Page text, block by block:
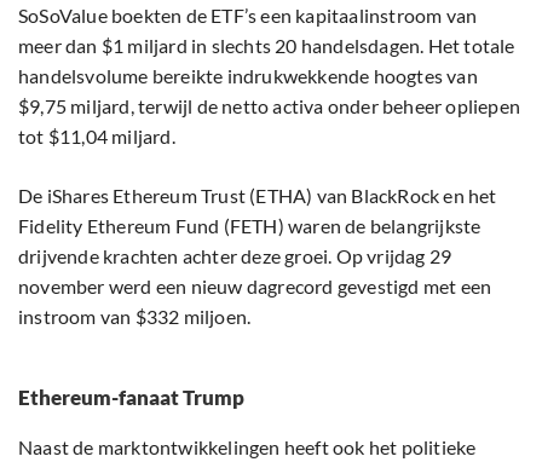
SoSoValue boekten de ETF’s een kapitaalinstroom van
meer dan $1 miljard in slechts 20 handelsdagen. Het totale
handelsvolume bereikte indrukwekkende hoogtes van
$9,75 miljard, terwijl de netto activa onder beheer opliepen
tot $11,04 miljard.
De iShares Ethereum Trust (ETHA) van BlackRock en het
Fidelity Ethereum Fund (FETH) waren de belangrijkste
drijvende krachten achter deze groei. Op vrijdag 29
november werd een nieuw dagrecord gevestigd met een
instroom van $332 miljoen.
Ethereum-fanaat Trump
Naast de marktontwikkelingen heeft ook het politieke